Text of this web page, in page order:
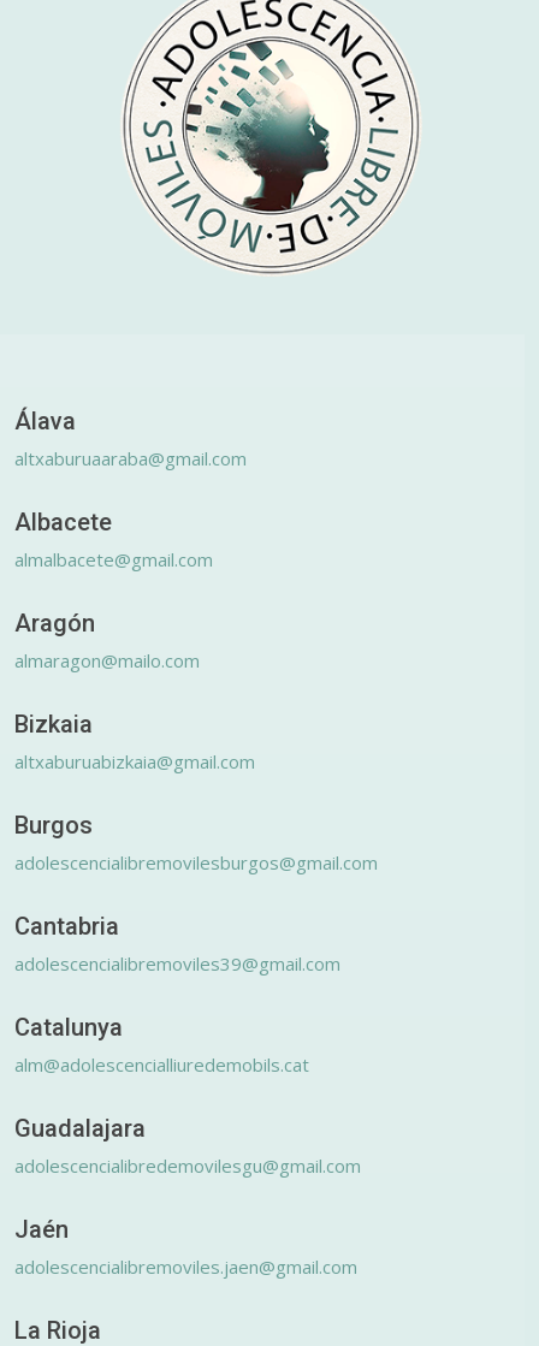
Álava
altxaburuaaraba@gmail.com
Albacete
almalbacete@gmail.com
Aragón
almaragon@mailo.com
Bizkaia
altxaburuabizkaia@gmail.com
Burgos
adolescencialibremovilesburgos@gmail.com
Cantabria
adolescencialibremoviles39@gmail.com
Catalunya
alm@adolescencialliuredemobils.cat
Guadalajara
adolescencialibredemovilesgu@gmail.com
Jaén
adolescencialibremoviles.jaen@gmail.com
La Rioja